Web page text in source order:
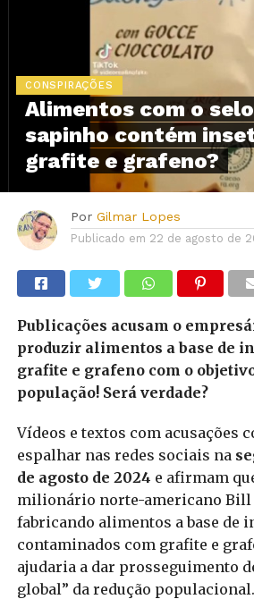
CONSPIRAÇÕES
Alimentos com o
sapinho contém
grafite e grafeno?
Por Gilmar Lopes
Publicado em 22 de agosto de
Publicações acusam o
produzir alimentos a base de
grafite e grafeno com o
população! Será verdade?
Vídeos e textos com acusações
espalhar nas redes sociais na
de agosto de 2024 e afirmam
milionário norte-americano Bill
fabricando alimentos a base de
contaminados com grafite e
ajudaria a dar prosseguimento
global” da redução populacional.